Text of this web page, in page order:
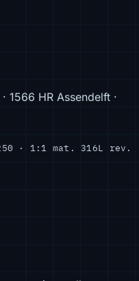
1566 HR Assendelft ·
· 1:1 mat. 316L
rev.